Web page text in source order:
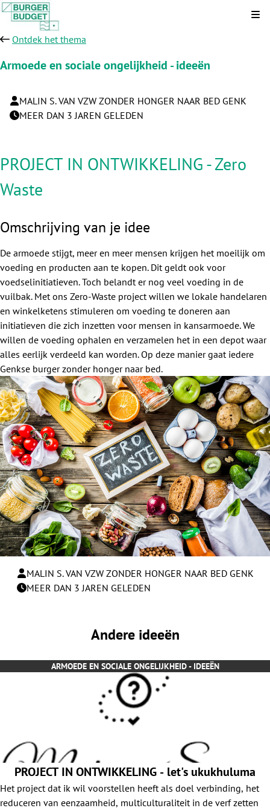
Ontdek het thema
Armoede en sociale ongelijkheid - ideeën
MALIN S. VAN VZW ZONDER HONGER NAAR BED GENK
MEER DAN 3 JAREN GELEDEN
PROJECT IN ONTWIKKELING - Zero
Waste
Omschrijving van je idee
De armoede stijgt, meer en meer mensen krijgen het moeilijk om
voeding en producten aan te kopen. Dit geldt ook voor
voedselinitiatieven. Toch belandt er nog veel voeding in de
vuilbak. Met ons Zero-Waste project willen we lokale handelaren
en winkelketens stimuleren om voeding te doneren aan
initiatieven die zich inzetten voor mensen in kansarmoede. We
willen de voeding ophalen en verzamelen het in een depot waar
alles eerlijk verdeeld kan worden. Op deze manier gaat iedere
Genkse burger zonder honger naar bed.
MALIN S. VAN VZW ZONDER HONGER NAAR BED GENK
MEER DAN 3 JAREN GELEDEN
Andere ideeën
ARMOEDE EN SOCIALE ONGELIJKHEID - IDEEËN
PROJECT IN ONTWIKKELING - let's ukukhuluma
Het project dat ik wil voorstellen heeft als doel verbinding, het
reduceren van eenzaamheid, multiculturaliteit in de verf zetten